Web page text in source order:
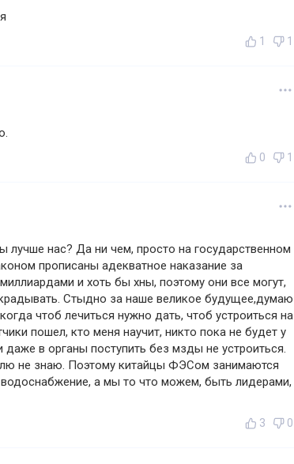
1 1
0 1
лучше нас? Да ни чем, просто на государственном
прописаны адекватное наказание за
и хоть бы хны, поэтому они все могут,
Стыдно за наше великое будущее,думаю
чтоб лечиться нужно дать, чтоб устроиться на
пошел, кто меня научит, никто пока не будет у
в органы поступить без мзды не устроиться.
не знаю. Поэтому китайцы ФЭСом занимаются
а мы то что можем, быть лидерами,
3 0